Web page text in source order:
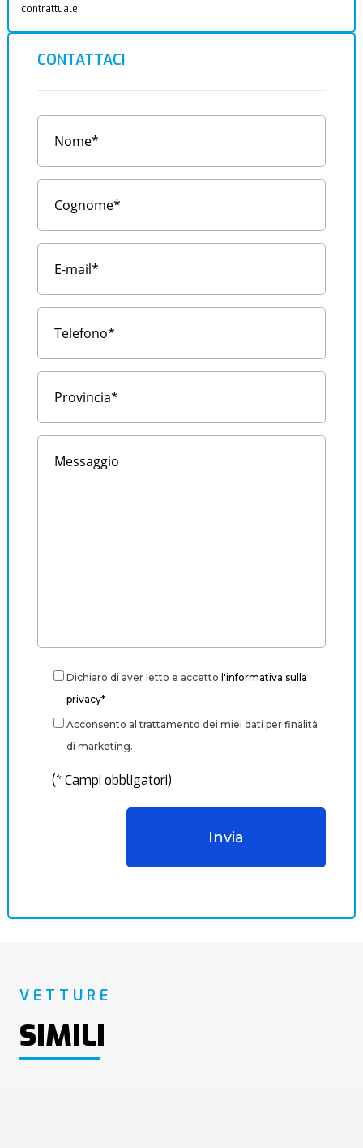
contrattuale.
CONTATTACI
Dichiaro di aver letto e accetto l'informativa sulla
privacy*
Acconsento al trattamento dei miei dati per finalità
di marketing.
(* Campi obbligatori)
VETTURE
SIMILI